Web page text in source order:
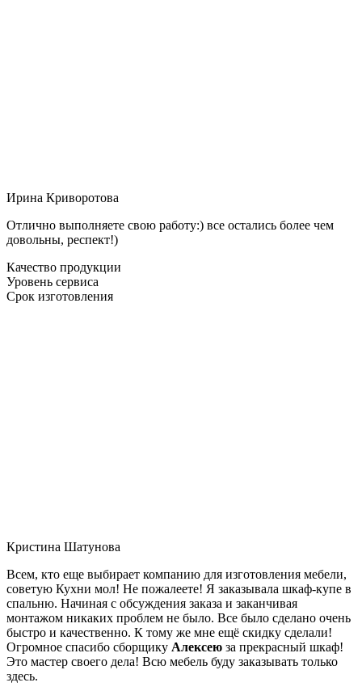
Ирина Криворотова
Отлично выполняете свою работу:) все остались более чем
довольны, респект!)
Качество продукции
Уровень сервиса
Срок изготовления
Кристина Шатунова
Всем, кто еще выбирает компанию для изготовления мебели,
советую Кухни мол! Не пожалеете! Я заказывала шкаф-купе в
спальню. Начиная с обсуждения заказа и заканчивая
монтажом никаких проблем не было. Все было сделано очень
быстро и качественно. К тому же мне ещё скидку сделали!
Огромное спасибо сборщику Алексею за прекрасный шкаф!
Это мастер своего дела! Всю мебель буду заказывать только
здесь.